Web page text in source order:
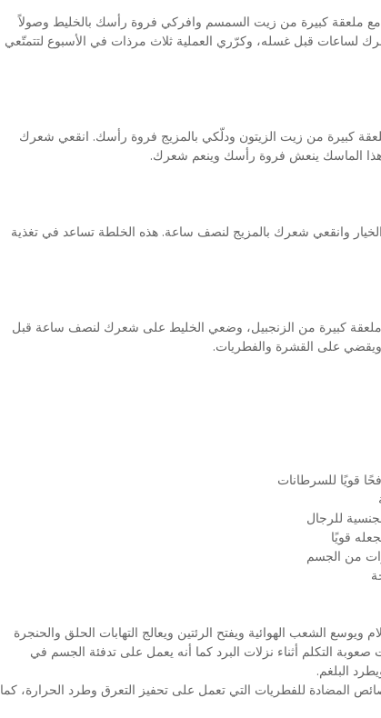
ملعقة كبيرة من زيت السمسم وافركي فروة رأسك بالخليط وصولاً
قبل غسله، وكرّري العملية ثلاث مرذات في الأسبوع لتتمتّعي
كبيرة من زيت الزيتون ودلّكي بالمزيج فروة رأسك. انقعي شعرك
الماسك ينعش فروة رأسك وينعم شعرك.
وانقعي شعرك بالمزيج لنصف ساعة. هذه الخلطة تساعد في تغذية
كبيرة من الزنجبيل، وضعي الخليط على شعرك لنصف ساعة قبل
على القشرة والفطريات.
قويًا للسرطانات
للرجال
قويًا
من الجسم
ويوسع الشعب الهوائية ويفتح الرئتين ويعالج التهابات الحلق والحنجرة
التكلم أثناء نزلات البرد كما أنه يعمل على تدفئة الجسم في
البلغم.
المضادة للفطريات التي تعمل على تحفيز التعرق وطرد الحرارة، كما